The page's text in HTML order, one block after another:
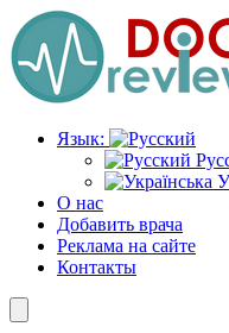
Перейти
к
содержимому
Язык:
О нас
Добавить врача
Реклама на сайте
Контакты